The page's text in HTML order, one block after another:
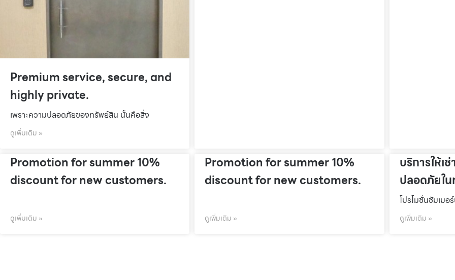
Premium service, secure, and
highly private.
เพราะความปลอดภัยของทรัพย์สิน นั้นคือสิ่ง
ดูเพิ่มเติม »
Promotion for summer 10%
discount for new customers.
ดูเพิ่มเติม »
Promotion for summer 10%
discount for new customers.
ดูเพิ่มเติม »
บริการให้เ
ปลอดภัยใ
โปรโมชั่นชัมเมอ
ดูเพิ่มเติม »